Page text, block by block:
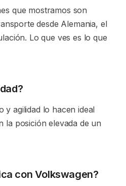
que mostramos son
desde Alemania, el
Lo que ves es lo que
y agilidad lo hacen ideal
la posición elevada de un
con Volkswagen?